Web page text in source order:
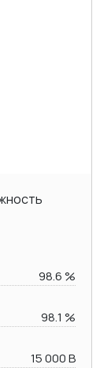
98.6 %
98.1 %
15 000 В